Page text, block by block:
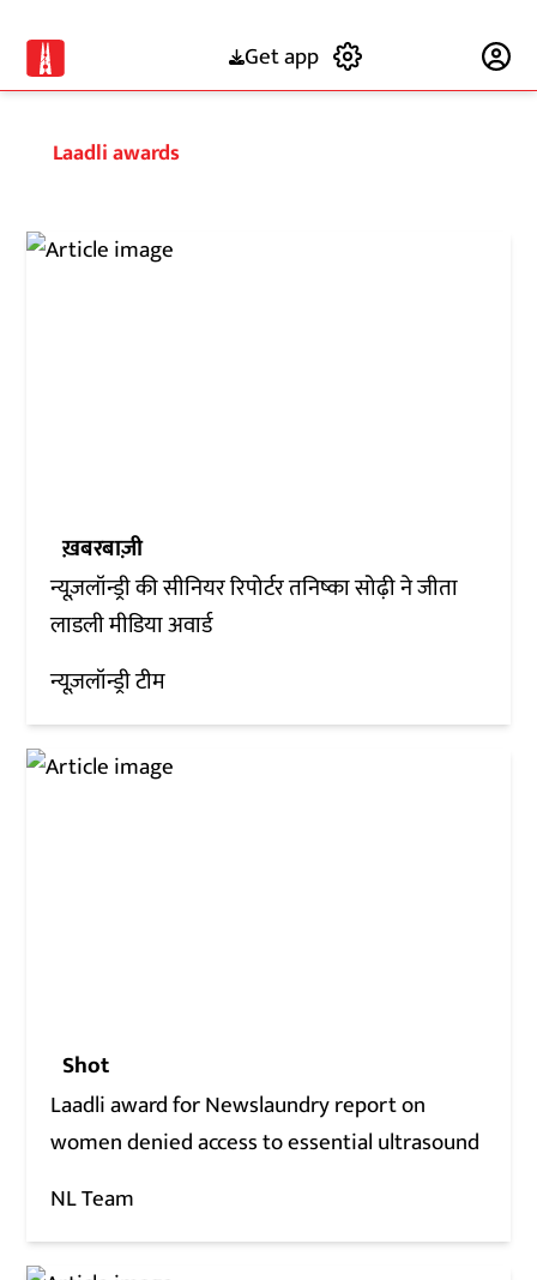
Get app
Laadli awards
ख़बरबाज़ी
न्यूज़लॉन्ड्री की सीनियर रिपोर्टर तनिष्का सोढ़ी ने जीता
लाडली मीडिया अवार्ड
न्यूज़लॉन्ड्री टीम
Shot
Laadli award for Newslaundry report on
women denied access to essential ultrasound
NL Team